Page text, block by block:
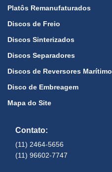
Platôs Remanufaturados
Discos de Freio
Discos Sinterizados
Discos Separadores
Discos de Reversores Marítimo
Disco de Embreagem
Mapa do Site
Contato:
(11) 2464-5656
(11) 96602-7747